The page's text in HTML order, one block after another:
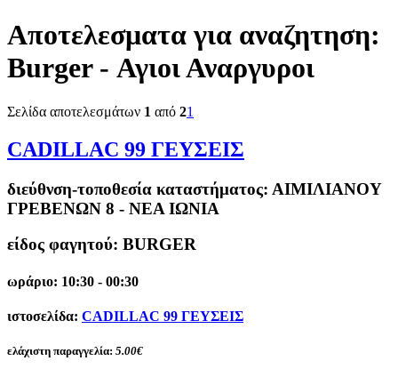
Αποτελεσματα για αναζητηση:
Burger - Αγιοι Αναργυροι
Σελίδα αποτελεσμάτων 1 από 21
CADILLAC 99 ΓΕΥΣΕΙΣ
διεύθνση-τοποθεσία καταστήματος: ΑΙΜΙΛΙΑΝΟΥ
ΓΡΕΒΕΝΩΝ 8 - ΝΕΑ ΙΩΝΙΑ
είδος φαγητού: BURGER
ωράριο: 10:30 - 00:30
ιστοσελίδα: CADILLAC 99 ΓΕΥΣΕΙΣ
ελάχιστη παραγγελία: 5.00€